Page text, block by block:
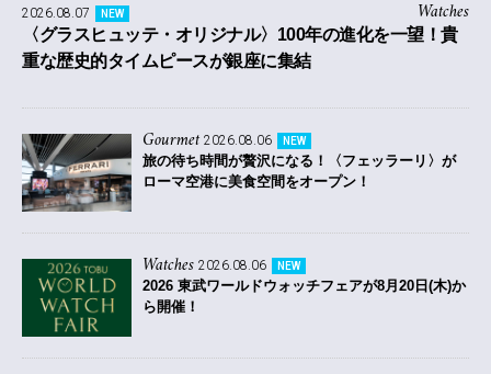
Watches
2026.08.07 NEW
〈グラスヒュッテ・オリジナル〉100年の進化を一望！貴
重な歴史的タイムピースが銀座に集結
Gourmet 2026.08.06 NEW
旅の待ち時間が贅沢になる！〈フェッラーリ〉が
ローマ空港に美食空間をオープン！
Watches 2026.08.06 NEW
2026 東武ワールドウォッチフェアが8月20日(木)か
ら開催！